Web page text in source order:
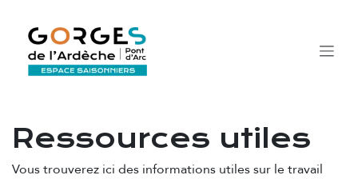
Ressources utiles
Vous trouverez ici des informations utiles sur le travail